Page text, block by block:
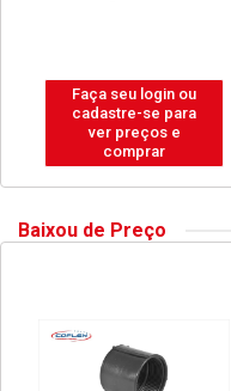
Faça seu login ou
cadastre-se para
ver preços e
comprar
Baixou de Preço